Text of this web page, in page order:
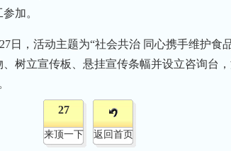
加。
日，活动主题为“社会共治 同心携手维护食
树立宣传板、悬挂宣传条幅并设立咨询台
27
来顶一下 返回首页